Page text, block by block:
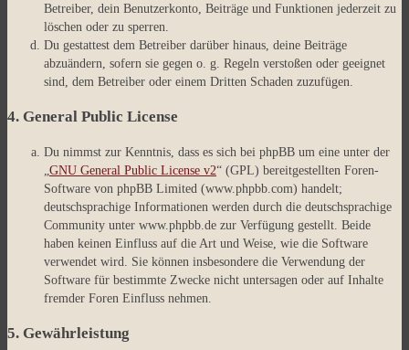
Betreiber, dein Benutzerkonto, Beiträge und Funktionen jederzeit zu
löschen oder zu sperren.
Du gestattest dem Betreiber darüber hinaus, deine Beiträge
abzuändern, sofern sie gegen o. g. Regeln verstoßen oder geeignet
sind, dem Betreiber oder einem Dritten Schaden zuzufügen.
4. General Public License
Du nimmst zur Kenntnis, dass es sich bei phpBB um eine unter der
GNU General Public License v2“ (GPL) bereitgestellten Foren-
Software von phpBB Limited (www.phpbb.com) handelt;
deutschsprachige Informationen werden durch die deutschsprachige
Community unter www.phpbb.de zur Verfügung gestellt. Beide
haben keinen Einfluss auf die Art und Weise, wie die Software
verwendet wird. Sie können insbesondere die Verwendung der
Software für bestimmte Zwecke nicht untersagen oder auf Inhalte
fremder Foren Einfluss nehmen.
5. Gewährleistung